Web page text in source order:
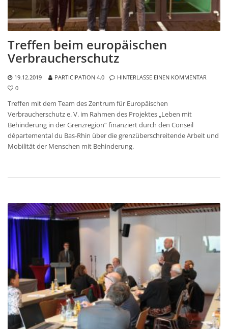
Treffen beim europäischen
Verbraucherschutz
19.12.2019 PARTICIPATION 4.0
HINTERLASSE EINEN KOMMENTAR
0
Treffen mit dem Team des Zentrum für Europäischen
Verbraucherschutz e. V. im Rahmen des Projektes „Leben mit
Behinderung in der Grenzregion“ finanziert durch den Conseil
départemental du Bas-Rhin über die grenzüberschreitende Arbeit und
Mobilität der Menschen mit Behinderung.